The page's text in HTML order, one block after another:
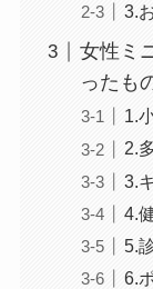
3.
女性ミ
ったも
1.
2.
3.
4.
5.
6.